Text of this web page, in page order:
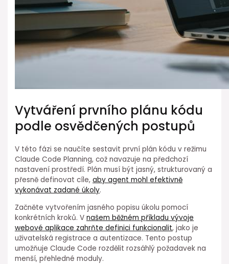
Vytváření prvního plánu kódu
podle osvědčených postupů
V této fázi ⁣se naučíte sestavit první plán kódu v režimu
Claude Code Planning, což navazuje na předchozí
nastavení prostředí. Plán musí být jasný, strukturovaný a
přesně definovat cíle,⁢aby agent⁤ mohl efektivně
vykonávat zadané úkoly.
Začněte vytvořením jasného popisu úkolu pomocí
konkrétních kroků. Vnašem běžném příkladu vývoje
webové aplikace zahrňte definici funkcionalit, jako je
uživatelská registrace a autentizace. Tento ⁣postup
umožňuje Claude Code rozdělit rozsáhlý požadavek na
menší, přehledné moduly.